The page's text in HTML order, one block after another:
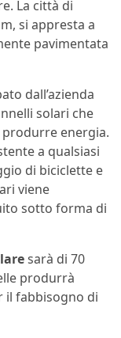
La città di
si appresta a
pavimentata
dall’azienda
solari che
energia.
a qualsiasi
di biciclette e
viene
sotto forma di
sarà di 70
produrrà
il fabbisogno di